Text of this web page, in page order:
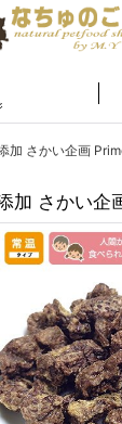
加 さかい企画
加 さかい企